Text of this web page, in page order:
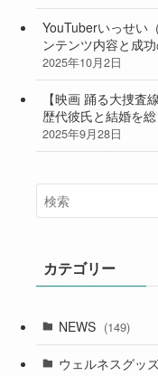
YouTuberいっせい
ンテンツ内容と成
2025年10月2日
【映画 踊る大捜査
歴代彼氏と結婚を
2025年9月28日
カテゴリー
NEWS (149)
ウェルネスグッ